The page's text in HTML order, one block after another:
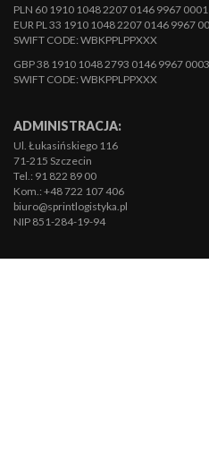
PLN 60 1910 1048 2207 0146 9967 0001
EUR PL 33 1910 1048 2207 0146 9967
SWIFT CODE: WBKPPLPPXXX
GBP 38 1910 1048 2793 0146 9967 0003
SWIFT CODE: WBKPPLPPXXX
ADMINISTRACJA:
Ul. Łukasińskiego 116
71-215 Szczecin
Tel.: 91 822 89 00
Kom.: +48 722 107 406
biuro@sprintlogistyka.pl
NIP 851-284-19-94